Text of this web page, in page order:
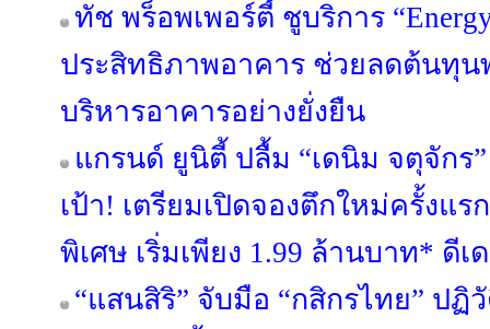
ทัช พร็อพเพอร์ตี้ ชูบริการ
ประสิทธิภาพอาคาร ช่วยลดต้นทุน
บริหารอาคารอย่างยั่งยืน
แกรนด์ ยูนิตี้ ปลื้ม “เดนิม จตุจักร
เป้า! เตรียมเปิดจองตึกใหม่ครั้งแ
พิเศษ เริ่มเพียง 1.99 ล้านบาท* ดีเ
“แสนสิริ” จับมือ “กสิกรไทย” ปฏิ